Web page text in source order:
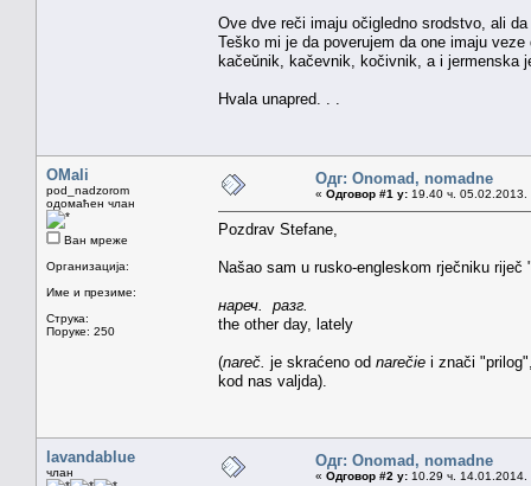
Ove dve reči imaju očigledno srodstvo, ali
Teško mi je da poverujem da one imaju
kačeŭnik, kačevnik, kočivnik, a i jermenska
Hvala unapred. . .
OMali
pod_nadzorom
одомаћен члан
Ван мреже
Организација:
Име и презиме:
Струка:
Поруке: 250
Одг: Onomad, nomadne
« Одговор #1 у: 19.40 ч. 05.02.2013.
Pozdrav Stefane,
Našao sam u rusko-engleskom rječniku riječ
нареч. разг.
the other day, lately
(nareč. je skraćeno od narečie i znači
kod nas valjda).
lavandablue
члан
Одг: Onomad, nomadne
« Одговор #2 у: 10.29 ч. 14.01.2014.